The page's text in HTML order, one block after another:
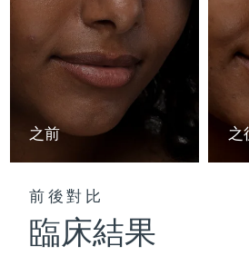
之前 之
前後對比
臨床結果
全部購買
FOREO APP
澤西島
哈薩克
科威特
拉脫維亞
黎巴嫩
立陶宛